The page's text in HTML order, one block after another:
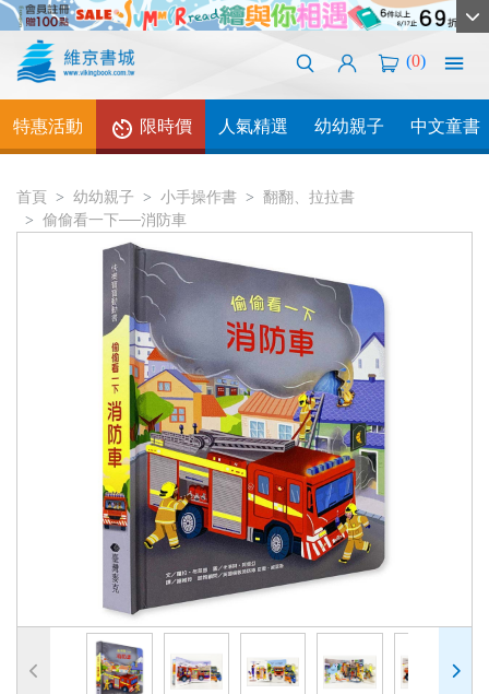
(0)
特惠活動 限時價 人氣精選 幼幼親子 中文童書
首頁 幼幼親子 小手操作書
翻翻、拉拉書
偷偷看一下──消防車